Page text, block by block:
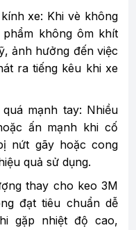
xe: Khi vè không
không ôm khít
ảnh hưởng đến việc
ra tiếng kêu khi xe
mạnh tay: Nhiều
ấn mạnh khi cố
nứt gãy hoặc cong
quả sử dụng.
thay cho keo 3M
đạt tiêu chuẩn dễ
gặp nhiệt độ cao,